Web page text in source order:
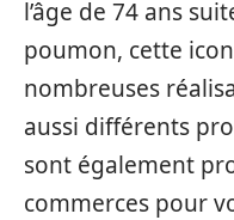
l’âge de 74 ans
poumon, cette
nombreuses
aussi différents
sont également
commerces pour